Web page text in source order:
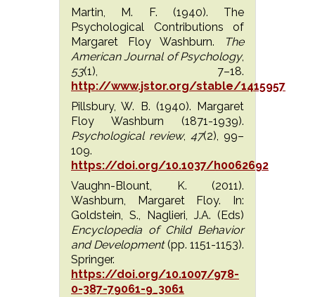
Martin, M. F. (1940). The
Psychological Contributions of
Margaret Floy Washburn.
The
American Journal of Psychology,
53(1), 7–18.
http://www.jstor.org/stable/1415957
Pillsbury, W. B. (1940). Margaret
Floy Washburn (1871-1939).
Psychological review, 47(2), 99–
109.
https://doi.org/10.1037/h0062692
Vaughn-Blount, K. (2011).
Washburn, Margaret Floy. In:
Goldstein, S., Naglieri, J.A. (Eds)
Encyclopedia of Child Behavior
and Development(pp. 1151-1153).
Springer.
https://doi.org/10.1007/978-
0-387-79061-9_3061